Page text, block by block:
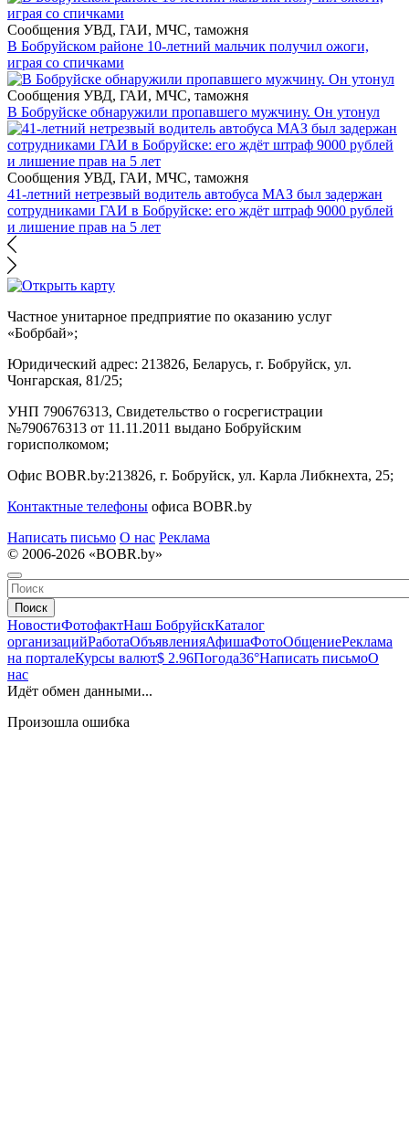
Сообщения УВД, ГАИ, МЧС, таможня
В Бобруйском районе 10-летний мальчик получил ожоги,
играя со спичками
Сообщения УВД, ГАИ, МЧС, таможня
В Бобруйске обнаружили пропавшего мужчину. Он утонул
Сообщения УВД, ГАИ, МЧС, таможня
41-летний нетрезвый водитель автобуса МАЗ был задержан
сотрудниками ГАИ в Бобруйске: его ждёт штраф 9000 рублей
и лишение прав на 5 лет
Частное унитарное предприятие по оказанию услуг
«Бобрбай»;
Юридический адрес: 213826, Беларусь, г. Бобруйск, ул.
Чонгарская, 81/25;
УНП 790676313, Свидетельство о госрегистрации
№790676313 от 11.11.2011 выдано Бобруйским
горисполкомом;
Офис BOBR.by:213826, г. Бобруйск, ул. Карла Либкнехта, 25;
Контактные телефоны офиса BOBR.by
Написать письмо О нас Реклама
© 2006-2026 «BOBR.by»
Поиск
НовостиФотофактНаш БобруйскКаталог
организацийРаботаОбъявленияАфишаФотоОбщениеРеклама
на порталеКурсы валют$ 2.96Погода36°Написать письмоО
нас
Идёт обмен данными...
Произошла ошибка